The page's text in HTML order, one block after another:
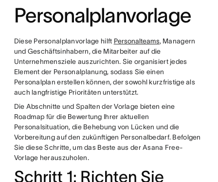
Personalplanvorlage
Diese Personalplanvorlage hilft Personalteams, Managern
und Geschäftsinhabern, die Mitarbeiter auf die
Unternehmensziele auszurichten. Sie organisiert jedes
Element der Personalplanung, sodass Sie einen
Personalplan erstellen können, der sowohl kurzfristige als
auch langfristige Prioritäten unterstützt.
Die Abschnitte und Spalten der Vorlage bieten eine
Roadmap für die Bewertung Ihrer aktuellen
Personalsituation, die Behebung von Lücken und die
Vorbereitung auf den zukünftigen Personalbedarf. Befolgen
Sie diese Schritte, um das Beste aus der Asana Free-
Vorlage herauszuholen.
Schritt 1: Richten Sie